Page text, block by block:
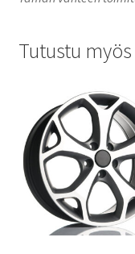
Tutustu myös